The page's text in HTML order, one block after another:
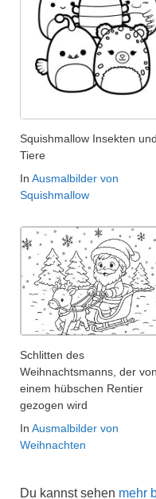
Squishmallow Insekten und
Tiere
In Ausmalbilder von
Squishmallow
Schlitten des
Weihnachtsmanns, der von
einem hübschen Rentier
gezogen wird
In Ausmalbilder von
Weihnachten
Du kannst sehen mehr